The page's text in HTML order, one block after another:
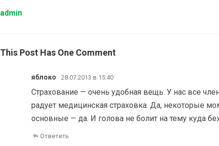
admin
This Post Has One Comment
яблоко 28.07.2013 в 15:40
Страхование — очень удобная вещь. У нас все
радует медицинская страховка. Да, некоторые
основные — да. И голова не болит на тему куда
Ответить